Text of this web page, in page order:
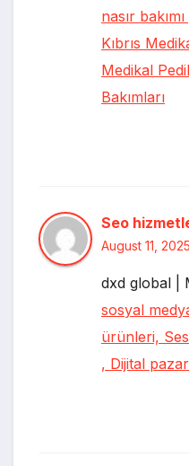
nasır
Kıbrıs
Medikal
Bakımları
Seo
August 11,
dxd global |
sosyal
ürünleri,
, Dijital